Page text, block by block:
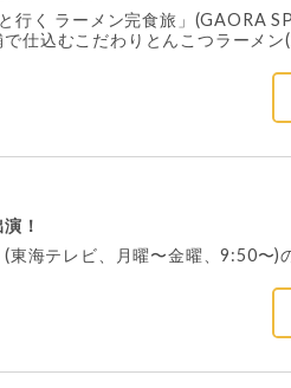
行く ラーメン完食旅」(GAORA
込むこだわりとんこつラーメン
！
海テレビ、月曜〜金曜、9:50〜)